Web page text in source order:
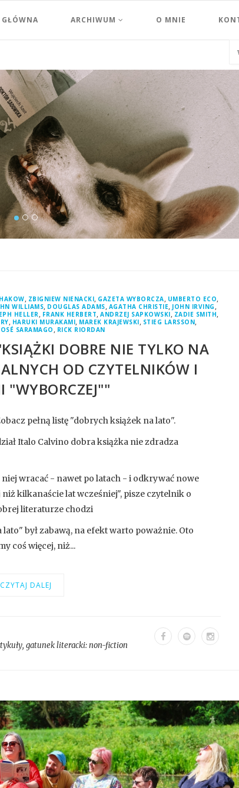
ARCHIWUM O MNIE
, ZBIGNIEW NIENACKI, GAZETA WYBORCZA, UMBERTO ECO,
WILLIAMS, DOUGLAS ADAMS, AGATHA CHRISTIE, JOHN IRVING ,
HELLER, FRANK HERBERT, ANDRZEJ SAPKOWSKI, ZADIE SMITH,
, HARUKI MURAKAMI, MAREK KRAJEWSKI, STIEG LARSSON,
SARAMAGO , RICK RIORDAN
DOBRE NIE TYLKO NA
OD CZYTELNIKÓW I
"WYBORCZEJ""
pełną listę "dobrych książek na lato".
Italo Calvino dobra książka nie zdradza
wracać - nawet po latach - i odkrywać nowe
kilkanaście lat wcześniej", pisze czytelnik o
literaturze chodzi
był zabawą, na efekt warto poważnie. Oto
coś więcej, niż...
CZYTAJ DALEJ
, gatunek literacki:non-fiction